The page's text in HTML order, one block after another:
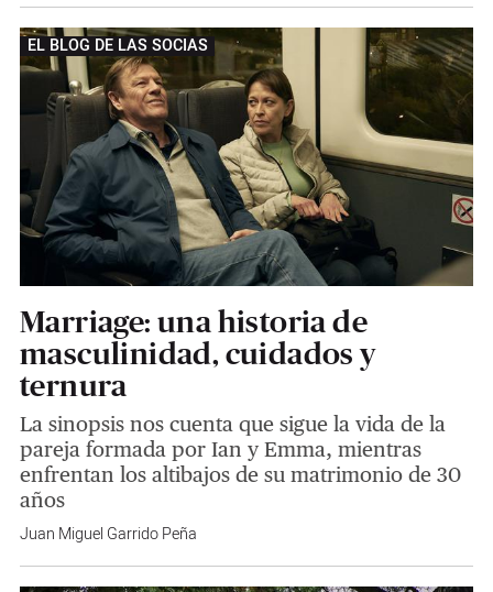
EL BLOG DE LAS SOCIAS
Marriage: una historia de
masculinidad, cuidados y
ternura
La sinopsis nos cuenta que sigue la vida de la
pareja formada por Ian y Emma, mientras
enfrentan los altibajos de su matrimonio de 30
años
Juan Miguel Garrido Peña